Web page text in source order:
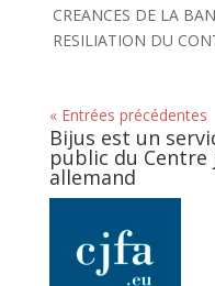
CREANCES DE LA
RESILIATION DU
« Entrées précédentes
Bijus est un
public du
allemand